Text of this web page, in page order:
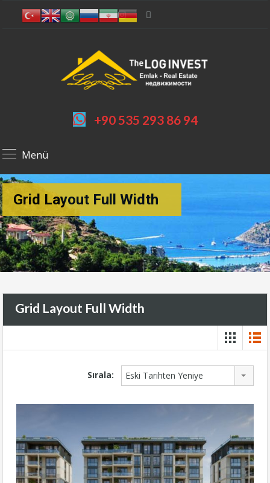
+90 535 293 86 94
Menü
Grid Layout Full Width
Grid Layout Full Width
Sırala: Eski Tarihten Yeniye